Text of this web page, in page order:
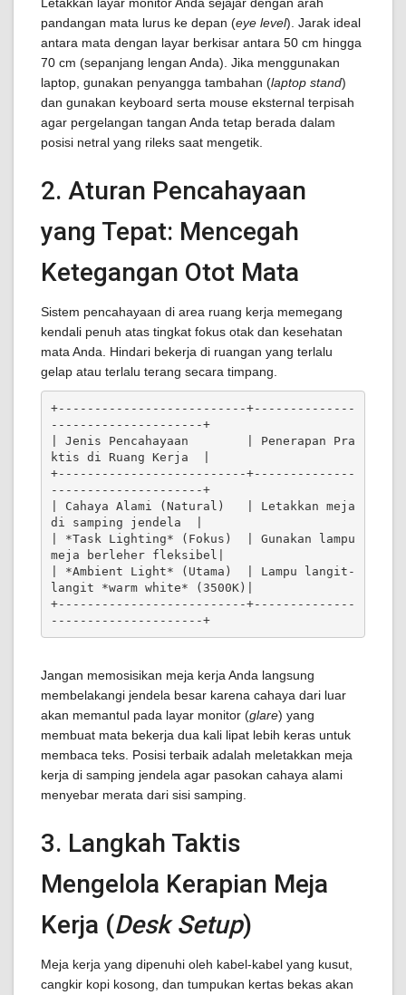
pandangan mata lurus ke depan (eye level). Jarak ideal
antara mata dengan layar berkisar antara 50 cm hingga
70 cm (sepanjang lengan Anda). Jika menggunakan
laptop, gunakan penyangga tambahan (laptop stand)
dan gunakan keyboard serta mouse eksternal terpisah
agar pergelangan tangan Anda tetap berada dalam
posisi netral yang rileks saat mengetik.
2. Aturan Pencahayaan
yang Tepat: Mencegah
Ketegangan Otot Mata
Sistem pencahayaan di area ruang kerja memegang
kendali penuh atas tingkat fokus otak dan kesehatan
mata Anda. Hindari bekerja di ruangan yang terlalu
gelap atau terlalu terang secara timpang.
+--------------------------+--------------
---------------------+
| Jenis Pencahayaan        | Penerapan Pra
ktis di Ruang Kerja  |
+--------------------------+--------------
---------------------+
| Cahaya Alami (Natural)   | Letakkan meja
di samping jendela  |
| *Task Lighting* (Fokus)  | Gunakan lampu
meja berleher fleksibel|
| *Ambient Light* (Utama)  | Lampu langit-
langit *warm white* (3500K)|
+--------------------------+--------------
---------------------+
Jangan memosisikan meja kerja Anda langsung
membelakangi jendela besar karena cahaya dari luar
akan memantul pada layar monitor (glare) yang
membuat mata bekerja dua kali lipat lebih keras untuk
membaca teks. Posisi terbaik adalah meletakkan meja
kerja di samping jendela agar pasokan cahaya alami
menyebar merata dari sisi samping.
3. Langkah Taktis
Mengelola Kerapian Meja
Kerja (Desk Setup)
Meja kerja yang dipenuhi oleh kabel-kabel yang kusut,
cangkir kopi kosong, dan tumpukan kertas bekas akan